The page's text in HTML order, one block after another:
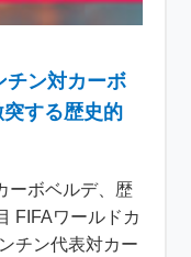
チン対カーボ
する歴史的
ーボベルデ、歴
FIFAワールドカ
チン代表対カー